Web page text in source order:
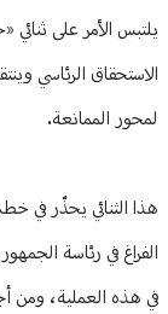
Article Content
يلتبس الأمر على
الاستحقاق الرئاسي
لمحور الممانعة.
هذا الثنائي يحذّر في
الفراغ في رئاسة
في هذه العملية،